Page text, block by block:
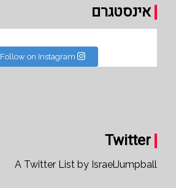
אינסטגרם
Follow on Instagram
Twitter
A Twitter List by IsraelJumpball